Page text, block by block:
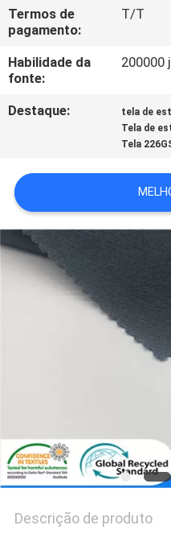
CASOS
COMPANY
NEWS
DO
SITE
PRIVACY
POLICY
Termos de
pagamento:
T/T
Habilidade da
fonte:
200000
Destaque: tela de
Tela de
Tela
Descrição de produto